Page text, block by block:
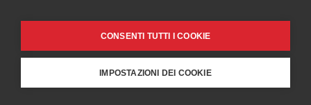
CONSENTI TUTTI I COOKIE
IMPOSTAZIONI DEI COOKIE